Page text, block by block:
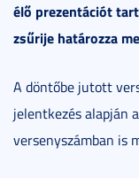
élő prezentációt
zsűrije határozza
A döntőbe jutott
jelentkezés alapján
versenyszámban is